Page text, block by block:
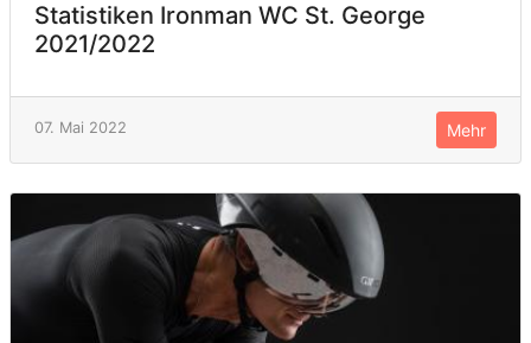
Statistiken Ironman WC St. George
2021/2022
07. Mai 2022 Mehr